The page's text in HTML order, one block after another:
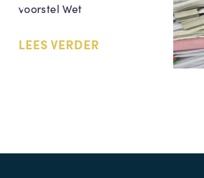
voorstel Wet
LEES VERDER